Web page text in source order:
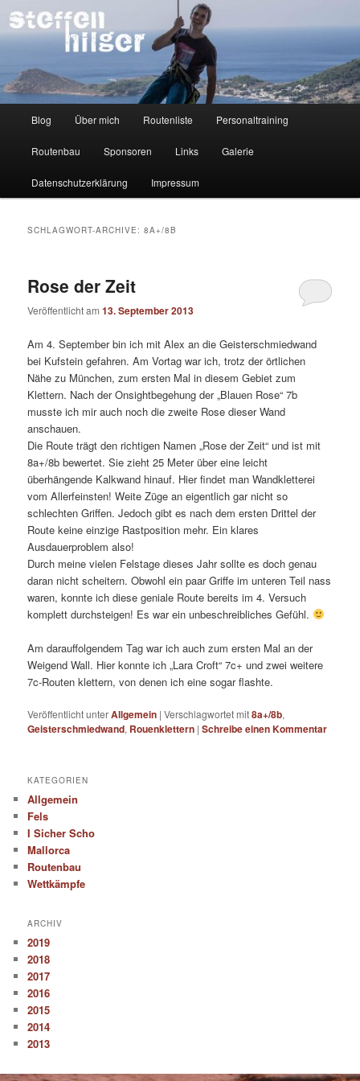
Zum
Inhalt
wechseln
Zum
sekundären
Inhalt
Steffen Hilger
Blog Über mich Routenliste Personaltraining
Routenbau Sponsoren Links Galerie
Datenschutzerklärung Impressum
SCHLAGWORT-ARCHIVE:8A+/8B
Rose der Zeit
Veröffentlicht am13. September 2013
Am 4. September bin ich mit Alex an die Geisterschmiedwand
bei Kufstein gefahren. Am Vortag war ich, trotz der örtlichen
Nähe zu München, zum ersten Mal in diesem Gebiet zum
Klettern. Nach der Onsightbegehung der „Blauen Rose“ 7b
musste ich mir auch noch die zweite Rose dieser Wand
anschauen.
Die Route trägt den richtigen Namen „Rose der Zeit“ und ist mit
8a+/8b bewertet. Sie zieht 25 Meter über eine leicht
überhängende Kalkwand hinauf. Hier findet man Wandkletterei
vom Allerfeinsten! Weite Züge an eigentlich gar nicht so
schlechten Griffen. Jedoch gibt es nach dem ersten Drittel der
Route keine einzige Rastposition mehr. Ein klares
Ausdauerproblem also!
Durch meine vielen Felstage dieses Jahr sollte es doch genau
daran nicht scheitern. Obwohl ein paar Griffe im unteren Teil nass
waren, konnte ich diese geniale Route bereits im 4. Versuch
komplett durchsteigen! Es war ein unbeschreibliches Gefühl.
Am darauffolgendem Tag war ich auch zum ersten Mal an der
Weigend Wall. Hier konnte ich „Lara Croft“ 7c+ und zwei weitere
7c-Routen klettern, von denen ich eine sogar flashte.
Veröffentlicht unterAllgemein |Verschlagwortet mit8a+/8b,
Geisterschmiedwand, Rouenklettern |Schreibe einen Kommentar
KATEGORIEN
Allgemein
Fels
I Sicher Scho
Mallorca
Routenbau
Wettkämpfe
ARCHIV
2019
2018
2017
2016
2015
2014
2013